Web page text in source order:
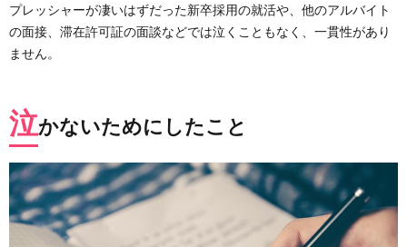
いと理
解する
→しっ
かり準
上手に
伝えら
れるよ
うに訓
練を
プレッシャーが凄いはずだった新卒採用の就活や、他のアルバイト
の面接、滞在許可証の面談などでは泣くこともなく、一貫性があり
ません。
泣かないためにしたこと